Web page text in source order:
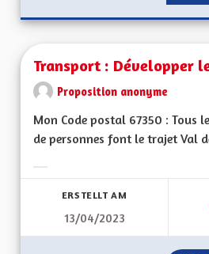
Transport : Développer
Proposition anonyme
Mon Code postal 67350 : Tous
de personnes font le trajet Val
ERSTELLT AM
13/04/2023